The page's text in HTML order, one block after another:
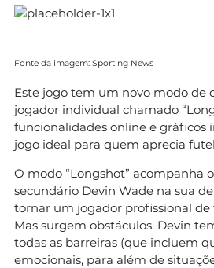
Fonte da imagem: Sporting News
Este jogo tem um novo modo de
jogador individual chamado
funcionalidades online e gráficos
jogo ideal para quem aprecia
O modo “Longshot” acompanha
secundário Devin Wade na sua
tornar um jogador profissional
Mas surgem obstáculos. Devin
todas as barreiras (que incluem
emocionais, para além de